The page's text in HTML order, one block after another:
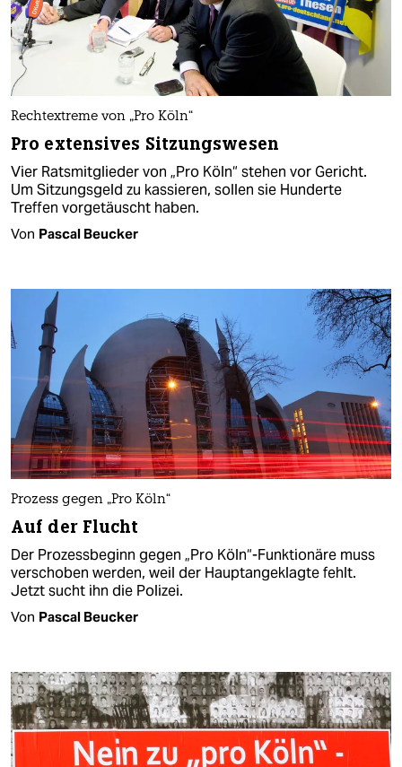
Rechtextreme von „Pro Köln“
Pro extensives Sitzungswesen
Vier Ratsmitglieder von „Pro Köln“ stehen vor Gericht.
Um Sitzungsgeld zu kassieren, sollen sie Hunderte
Treffen vorgetäuscht haben.
Von Pascal Beucker
Prozess gegen „Pro Köln“
Auf der Flucht
Der Prozessbeginn gegen „Pro Köln“-Funktionäre muss
verschoben werden, weil der Hauptangeklagte fehlt.
Jetzt sucht ihn die Polizei.
Von Pascal Beucker